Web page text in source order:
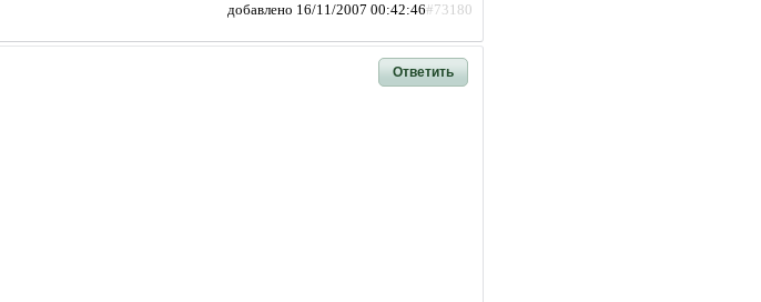
добавлено 16/11/2007 00:42:46#73180
Ответить